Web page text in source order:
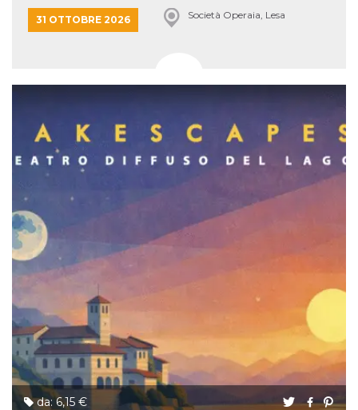
31 OTTOBRE 2026 Società Operaia, Lesa
da: 6,15 €